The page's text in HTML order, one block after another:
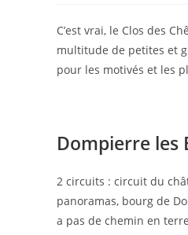
C’est vrai, le Clos des
multitude de petites et
pour les motivés et les
Dompierre les
2 circuits : circuit du
panoramas, bourg de
a pas de chemin en